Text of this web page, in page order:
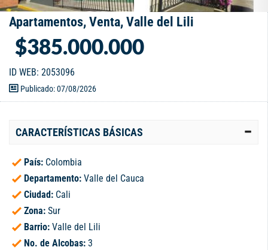
Apartamentos, Venta, Valle del Lili
$385.000.000
ID WEB: 2053096
Publicado: 07/08/2026
CARACTERÍSTICAS BÁSICAS
País: Colombia
Departamento: Valle del Cauca
Ciudad: Cali
Zona: Sur
Barrio: Valle del Lili
No. de Alcobas: 3